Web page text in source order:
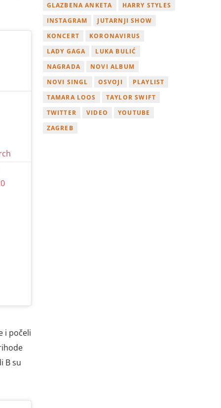
i počeli
B su
GLAZBENA ANKETA
HARRY STYLES
INSTAGRAM
JUTARNJI SHOW
KONCERT
KORONAVIRUS
LADY GAGA
LUKA BULIĆ
NAGRADA
NOVI ALBUM
NOVI SINGL
OSVOJI
PLAYLIST
TAMARA LOOS
TAYLOR SWIFT
TWITTER
VIDEO
YOUTUBE
ZAGREB